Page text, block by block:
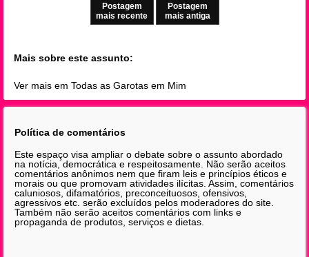
Postagem
mais recente
Postagem
mais antiga
Mais sobre este assunto:
Ver mais em Todas as Garotas em Mim
Política de comentários
Este espaço visa ampliar o debate sobre o assunto abordado
na notícia, democrática e respeitosamente. Não serão aceitos
comentários anônimos nem que firam leis e princípios éticos e
morais ou que promovam atividades ilícitas. Assim, comentários
caluniosos, difamatórios, preconceituosos, ofensivos,
agressivos etc. serão excluídos pelos moderadores do site.
Também não serão aceitos comentários com links e
propaganda de produtos, serviços e dietas.